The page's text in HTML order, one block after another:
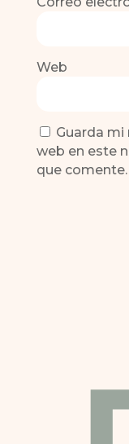
Web
Guarda
web en este
que comente.